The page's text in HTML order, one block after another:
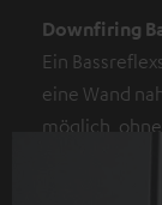
Downfiring
Ein
eine Wand
möglich,